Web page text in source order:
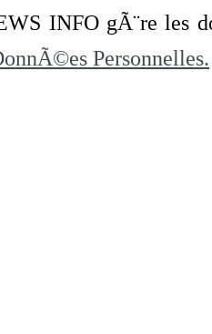
INFO gÃ¨re les
Personnelles.